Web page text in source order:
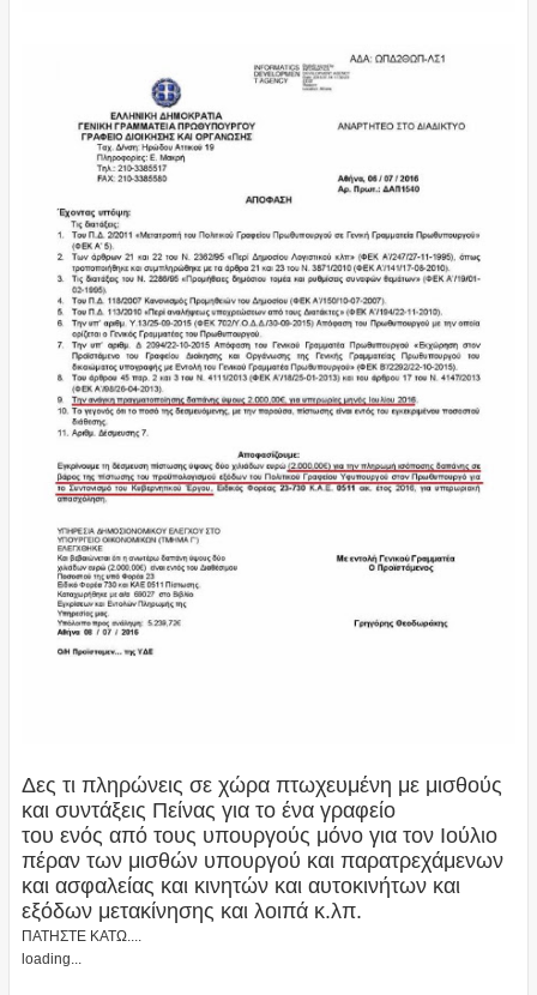
Δες τι πληρώνεις σε χώρα πτωχευμένη με μισθούς
και συντάξεις Πείνας για το ένα γραφείο
του ενός από τους υπουργούς μόνο για τον Ιούλιο
πέραν των μισθών υπουργού και παρατρεχάμενων
και ασφαλείας και κινητών και αυτοκινήτων και
εξόδων μετακίνησης και λοιπά κ.λπ.
ΠΑΤΗΣΤΕ ΚΑΤΩ....
loading...